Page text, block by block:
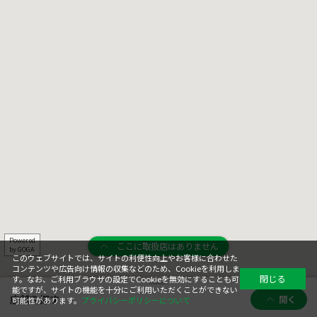
ここに取扱店はありません
Powered
by GOGA
店舗を探す 開く
このウェブサイトでは、サイトの利便性向上やお客様に合わせた
コンテンツや広告向け情報の収集などのため、Cookieを利用しま
す。なお、ご利用ブラウザの設定でCookieを無効にすることも可
能ですが、サイトの機能を十分にご利用いただくことができない
可能性があります。 プライバシーポリシーについて
閉じる